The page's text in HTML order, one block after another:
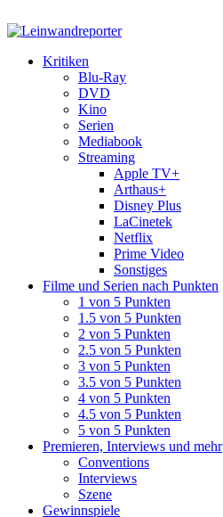
Kritiken
Blu-Ray
DVD
Kino
Serien
Mediabook
Streaming
Apple TV+
Arthaus+
Disney Plus
LaCinetek
Netflix
Prime Video
Sonstiges
Filme und Serien nach Punkten
1 von 5 Punkten
1.5 von 5 Punkten
2 von 5 Punkten
2.5 von 5 Punkten
3 von 5 Punkten
3.5 von 5 Punkten
4 von 5 Punkten
4.5 von 5 Punkten
5 von 5 Punkten
Premieren, Interviews und mehr
Conventions
Interviews
Szene
Gewinnspiele